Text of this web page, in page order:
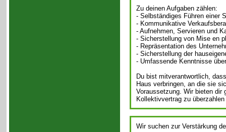
Zu deinen Aufgaben zählen:
- Selbständiges Führen einer
- Kommunikative
- Aufnehmen, Servieren und
- Sicherstellung von Mise en
- Repräsentation des
- Sicherstellung der
- Umfassende Kenntnisse
Du bist mitverantwortlich,
Haus verbringen, an die sie
Voraussetzung. Wir bieten dir
Kollektivvertrag zu überzahlen
Wir suchen zur Verstärkung